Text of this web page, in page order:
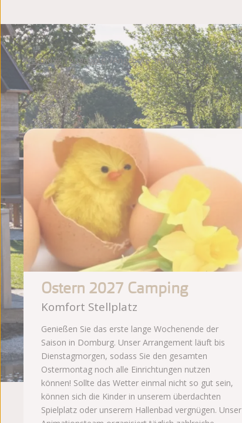
Westhove Angebote Angebote Stellplätze
Ostern 2027 Camping
Komfort Stellplatz
Genießen Sie das erste lange Wochenende der
Saison in Domburg. Unser Arrangement läuft bis
Dienstagmorgen, sodass Sie den gesamten
Ostermontag noch alle Einrichtungen nutzen
können! Sollte das Wetter einmal nicht so gut sein,
können sich die Kinder in unserem überdachten
Spielplatz oder unserem Hallenbad vergnügen. Unser